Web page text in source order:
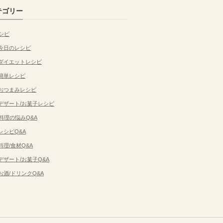
ゴリー
ピ
日のレシピ
イエットレシピ
単レシピ
つまみレシピ
ザート/お菓子レシピ
理の悩みQ&A
シピQ&A
理/食材Q&A
ザート/お菓子Q&A
酒/ドリンクQ&A